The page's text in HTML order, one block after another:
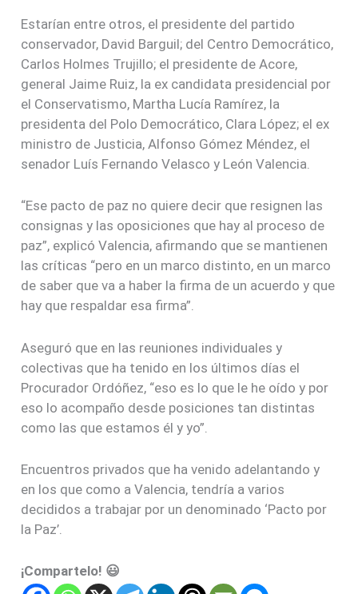
Estarían entre otros, el presidente del partido
conservador, David Barguil; del Centro Democrático,
Carlos Holmes Trujillo; el presidente de Acore,
general Jaime Ruiz, la ex candidata presidencial por
el Conservatismo, Martha Lucía Ramírez, la
presidenta del Polo Democrático, Clara López; el ex
ministro de Justicia, Alfonso Gómez Méndez, el
senador Luís Fernando Velasco y León Valencia.
“Ese pacto de paz no quiere decir que resignen las
consignas y las oposiciones que hay al proceso de
paz”, explicó Valencia, afirmando que se mantienen
las críticas “pero en un marco distinto, en un marco
de saber que va a haber la firma de un acuerdo y que
hay que respaldar esa firma”.
Aseguró que en las reuniones individuales y
colectivas que ha tenido en los últimos días el
Procurador Ordóñez, “eso es lo que le he oído y por
eso lo acompaño desde posiciones tan distintas
como las que estamos él y yo”.
Encuentros privados que ha venido adelantando y
en los que como a Valencia, tendría a varios
decididos a trabajar por un denominado ‘Pacto por
la Paz’.
¡Compartelo! 😃